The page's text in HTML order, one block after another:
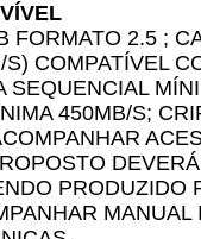
FORMATO 2.5 ;
COMPATÍVEL
SEQUENCIAL
450MB/S;
PRODUZIDO